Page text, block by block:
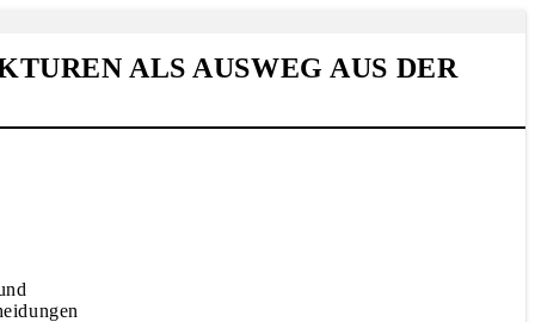
ALS AUSWEG AUS DER K